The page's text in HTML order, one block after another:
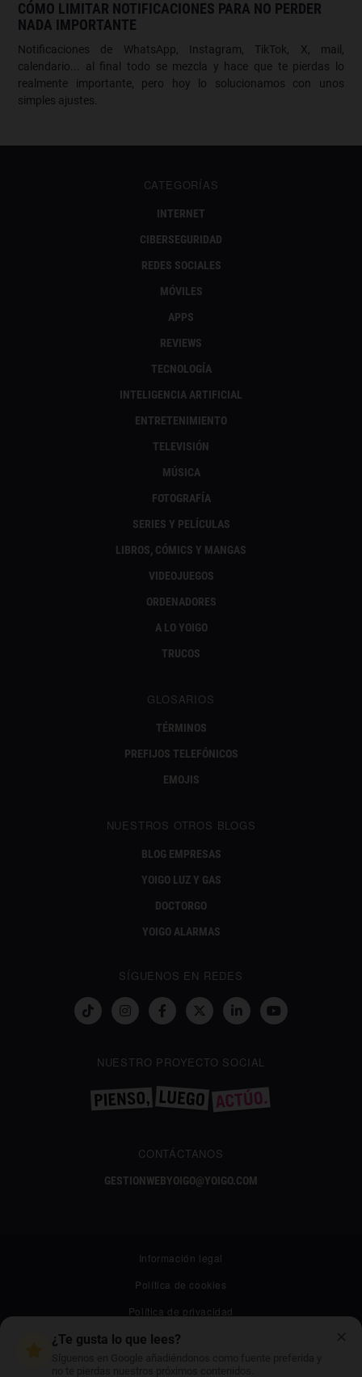
CÓMO LIMITAR NOTIFICACIONES PARA NO PERDER
NADA IMPORTANTE
Notificaciones de WhatsApp, Instagram, TikTok, X, mail,
calendario... al final todo se mezcla y hace que te pierdas lo
realmente importante, pero hoy lo solucionamos con unos
simples ajustes.
CATEGORÍAS
INTERNET
CIBERSEGURIDAD
REDES SOCIALES
MÓVILES
APPS
REVIEWS
TECNOLOGÍA
INTELIGENCIA ARTIFICIAL
ENTRETENIMIENTO
TELEVISIÓN
MÚSICA
FOTOGRAFÍA
SERIES Y PELÍCULAS
LIBROS, CÓMICS Y MANGAS
VIDEOJUEGOS
ORDENADORES
A LO YOIGO
TRUCOS
GLOSARIOS
TÉRMINOS
PREFIJOS TELEFÓNICOS
EMOJIS
NUESTROS OTROS BLOGS
BLOG EMPRESAS
YOIGO LUZ Y GAS
DOCTORGO
YOIGO ALARMAS
SÍGUENOS EN REDES
NUESTRO PROYECTO SOCIAL
CONTÁCTANOS
GESTIONWEBYOIGO@YOIGO.COM
Información legal
Política de cookies
Política de privacidad
Canal ético
¿Te gusta lo que lees?